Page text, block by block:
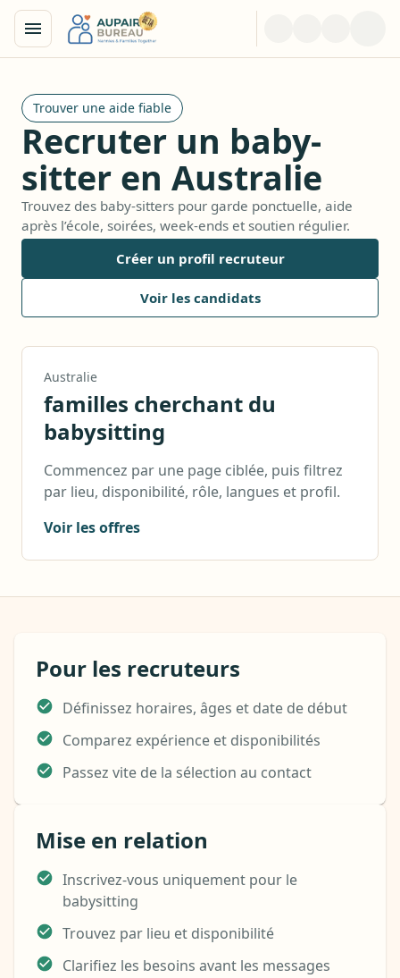
Trouver une aide fiable
Recruter un baby-
sitter en Australie
Trouvez des baby-sitters pour garde ponctuelle, aide
après l’école, soirées, week-ends et soutien régulier.
Créer un profil recruteur
Voir les candidats
Australie
familles cherchant du
babysitting
Commencez par une page ciblée, puis filtrez
par lieu, disponibilité, rôle, langues et profil.
Voir les offres
Pour les recruteurs
Définissez horaires, âges et date de début
Comparez expérience et disponibilités
Passez vite de la sélection au contact
Mise en relation
Inscrivez-vous uniquement pour le
babysitting
Trouvez par lieu et disponibilité
Clarifiez les besoins avant les messages